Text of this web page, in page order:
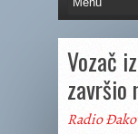
Vozač
završio
Radio